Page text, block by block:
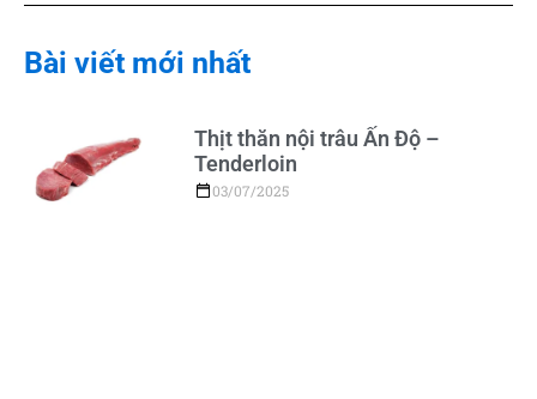
Bài viết mới nhất
Thịt thăn nội trâu Ấn Độ –
Tenderloin
03/07/2025